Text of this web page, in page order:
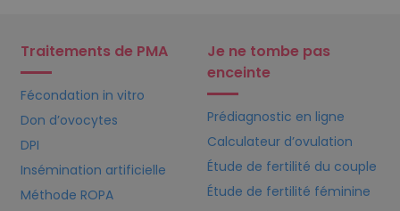
Traitements de PMA
Fécondation in vitro
Don d’ovocytes
DPI
Insémination artificielle
Méthode ROPA
Je ne tombe pas
enceinte
Prédiagnostic en ligne
Calculateur d’ovulation
Étude de fertilité du couple
Étude de fertilité féminine